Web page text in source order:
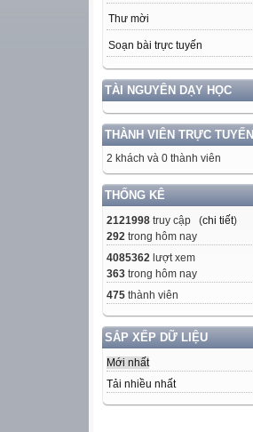
Thư mời
Soạn bài trực tuyến
TÀI NGUYÊN DẠY HỌC
THÀNH VIÊN TRỰC TUYẾN
2 khách và 0 thành viên
THỐNG KÊ
2121998 truy cập (chi tiết)
292 trong hôm nay
4085362 lượt xem
363 trong hôm nay
475 thành viên
SẮP XẾP DỮ LIỆU
Mới nhất
Tải nhiều nhất